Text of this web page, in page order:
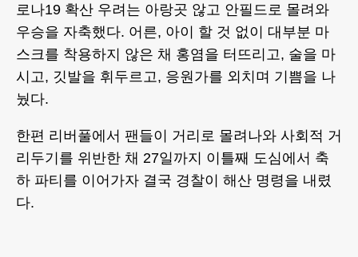
로나19 확산 우려는 아랑곳 않고 안필드로 몰려와
우승을 자축했다. 어른, 아이 할 것 없이 대부분 마
스크를 착용하지 않은 채 홍염을 터뜨리고, 술을 마
시고, 깃발을 휘두르고, 응원가를 외치며 기쁨을 나
눴다.
한편 리버풀에서 팬들이 거리로 몰려나와 사회적 거
리두기를 위반한 채 27일까지 이틀째 도심에서 축
하 파티를 이어가자 결국 경찰이 해산 명령을 내렸
다.